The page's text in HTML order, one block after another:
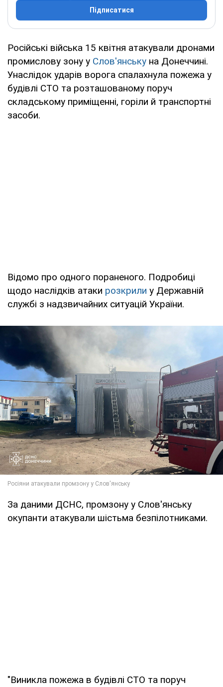
Підписатися
Російські війська 15 квітня атакували дронами
промислову зону у Слов'янську на Донеччині.
Унаслідок ударів ворога спалахнула пожежа у
будівлі СТО та розташованому поруч
складському приміщенні, горіли й транспортні
засоби.
Відомо про одного пораненого. Подробиці
щодо наслідків атаки розкрили у Державній
службі з надзвичайних ситуацій України.
За даними ДСНС, промзону у Слов'янську
окупанти атакували шістьма безпілотниками.
"Виникла пожежа в будівлі СТО та поруч